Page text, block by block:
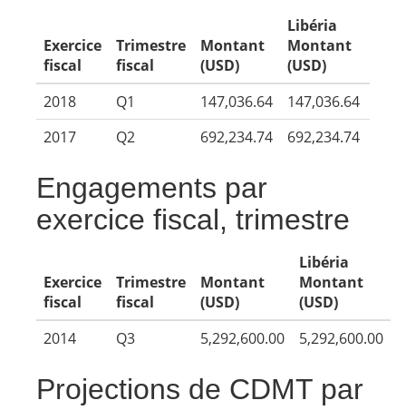
Exercice
fiscal
Trimestre
fiscal
Montant
(USD)
Libéria
Montant
(USD)
2018
Q1 147,036.64
147,036.64
2017
Q2 692,234.74 692,234.74
Engagements par
exercice fiscal, trimestre
Exercice
fiscal
Trimestre
fiscal
Montant
(USD)
Libéria
Montant
(USD)
2014
Q3 5,292,600.00 5,292,600.00
Projections de CDMT par